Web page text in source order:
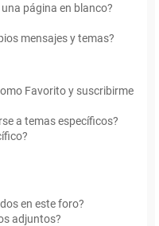
página en blanco?
mensajes y temas?
Favorito y suscribirme
a temas específicos?
en este foro?
adjuntos?